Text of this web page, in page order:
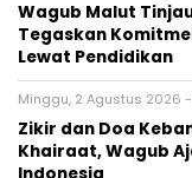
Wagub Malut
Tegaskan
Lewat Pendidikan
Minggu, 2 Agustus 2026 -
Zikir dan Doa
Khairaat, Wagub